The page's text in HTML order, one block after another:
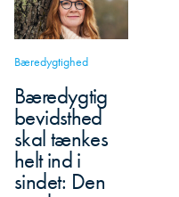
Bæredygtighed
Bæredygtig
bevidsthed
skal tænkes
helt ind i
sindet: Den